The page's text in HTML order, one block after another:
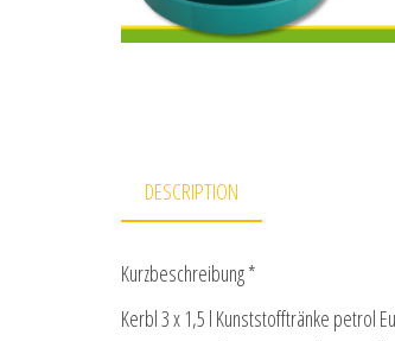
DESCRIPTION
Kurzbeschreibung *
Kerbl 3 x 1,5 l Kunststofftränke petrol